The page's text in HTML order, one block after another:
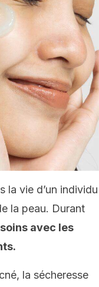
la vie d’un individu
la peau. Durant
avec les
la sécheresse